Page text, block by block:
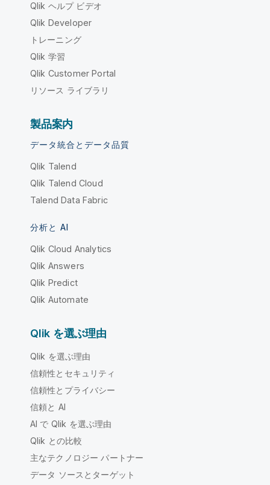
Qlik ヘルプ ビデオ
Qlik Developer
トレーニング
Qlik 学習
Qlik Customer Portal
リソース ライブラリ
製品案内
データ統合とデータ品質
Qlik Talend
Qlik Talend Cloud
Talend Data Fabric
分析と AI
Qlik Cloud Analytics
Qlik Answers
Qlik Predict
Qlik Automate
Qlik を選ぶ理由
Qlik を選ぶ理由
信頼性とセキュリティ
信頼性とプライバシー
信頼と AI
AI で Qlik を選ぶ理由
Qlik との比較
主なテクノロジー パートナー
データ ソースとターゲット